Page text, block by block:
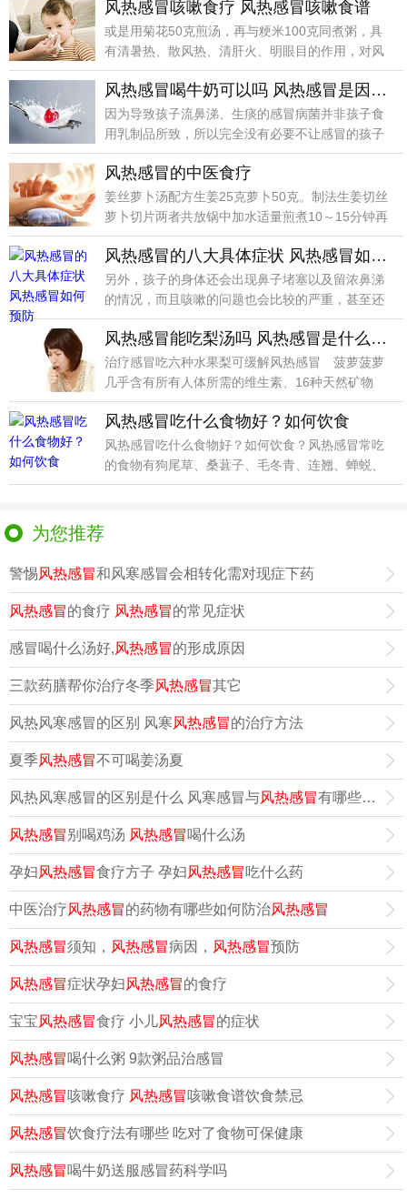
风热感冒咳嗽食疗 风热感冒咳嗽食谱
或是用菊花50克煎汤，再与粳米100克同煮粥，具
有清暑热、散风热、清肝火、明眼目的作用，对风
热感冒、
风热感冒喝牛奶可以吗 风热感冒是因为什么原因引起的
因为导致孩子流鼻涕、生痰的感冒病菌并非孩子食
用乳制品所致，所以完全没有必要不让感冒的孩子
喝牛奶、吃奶
风热感冒的中医食疗
姜丝萝卜汤配方生姜25克萝卜50克。制法生姜切丝
萝卜切片两者共放锅中加水适量煎煮10～15分钟再
加入
风热感冒的八大具体症状 风热感冒如何预防
另外，孩子的身体还会出现鼻子堵塞以及留浓鼻涕
的情况，而且咳嗽的问题也会比较的严重，甚至还
伴随有痰多或
风热感冒能吃梨汤吗 风热感冒是什么原因引起的
治疗感冒吃六种水果梨可缓解风热感冒 菠萝菠萝
几乎含有所有人体所需的维生素、16种天然矿物
质，并能有效
风热感冒吃什么食物好？如何饮食
风热感冒吃什么食物好？如何饮食？风热感冒常吃
的食物有狗尾草、桑葚子、毛冬青、连翘、蝉蜕、
牛蒡茶、白毫
为您推荐
警惕风热感冒和风寒感冒会相转化需对现症下药
风热感冒的食疗 风热感冒的常见症状
感冒喝什么汤好,风热感冒的形成原因
三款药膳帮你治疗冬季风热感冒其它
风热风寒感冒的区别 风寒风热感冒的治疗方法
夏季风热感冒不可喝姜汤夏
风热风寒感冒的区别是什么 风寒感冒与风热感冒有哪些治疗方法
风热感冒别喝鸡汤 风热感冒 喝什么汤
孕妇风热感冒食疗方子 孕妇风热感冒 吃什么药
中医治疗风热感冒的药物有哪些如何防治风热感冒
风热感冒须知， 风热感冒病因， 风热感冒预防
风热感冒症状孕妇风热感冒的食疗
宝宝风热感冒食疗 小儿风热感冒的症状
风热感冒 喝什么粥 9款粥品治感冒
风热感冒 咳嗽食疗 风热感冒 咳嗽食谱饮食禁忌
风热感冒饮食疗法有哪些 吃对了食物可保健康
风热感冒 喝牛奶送服感冒药科学吗